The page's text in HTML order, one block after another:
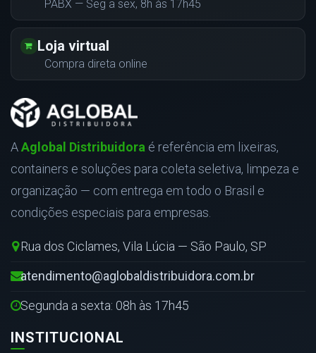
PABX — Seg a sex, 8h às 17h45
Loja virtual
Compra direta online
AAglobal Distribuidora é referência em lixeiras,
containers e soluções para coleta seletiva, limpeza e
organização — com entrega em todo o Brasil e
condições especiais para empresas.
Rua dos Ciclames, Vila Lúcia — São Paulo, SP
atendimento@aglobaldistribuidora.com.br
Segunda a sexta: 08h às 17h45
INSTITUCIONAL